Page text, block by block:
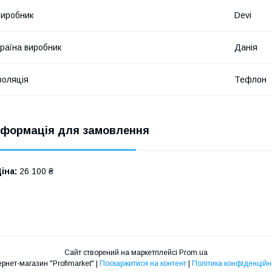
Devi
виробник Данія
Тефлон
для замовлення
26 100 ₴
Сайт створений на маркетплейсі Prom.ua
Інтернет-магазин "Profimarket" | Поскаржитися на контент | Політика